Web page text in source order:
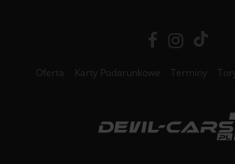
Oferta Karty Podarunkowe Terminy